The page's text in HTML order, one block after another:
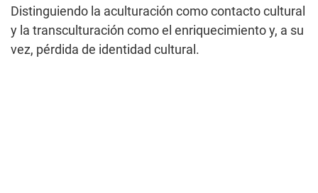
Distinguiendo la aculturación como contacto cultural
y la transculturación como el enriquecimiento y, a su
vez, pérdida de identidad cultural.